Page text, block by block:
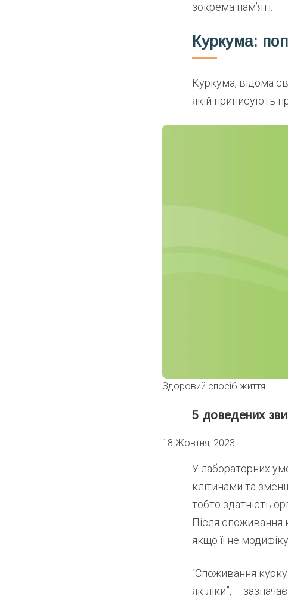
зокрема пам’яті.
Куркума:
Куркума, відома
якій приписують
Здоровий спосіб життя
5 доведених
18 Жовтня, 2023
У лабораторних
клітинами та
тобто здатність
Після споживання
якщо її не
“Споживання
як ліки”, –